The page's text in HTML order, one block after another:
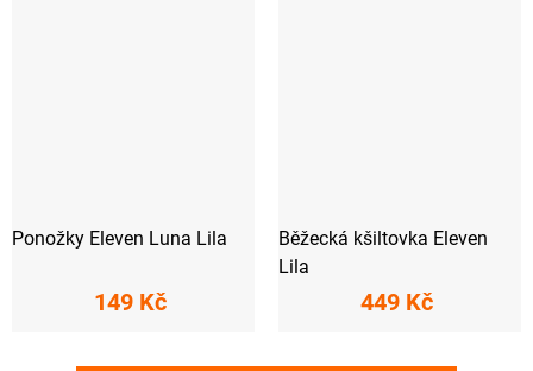
Ponožky Eleven Luna Lila
149 Kč
Běžecká kšiltovka Eleven
Lila
449 Kč